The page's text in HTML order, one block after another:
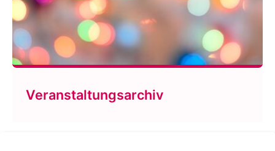
Veranstaltungsarchiv